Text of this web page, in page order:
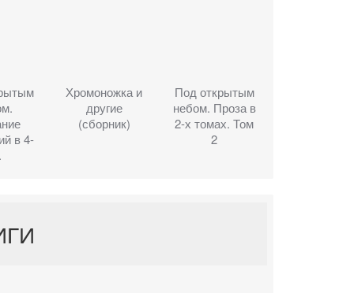
в 4-
Хромоножка и
другие
(сборник)
Под открытым
небом. Проза в
2-х томах. Том
2